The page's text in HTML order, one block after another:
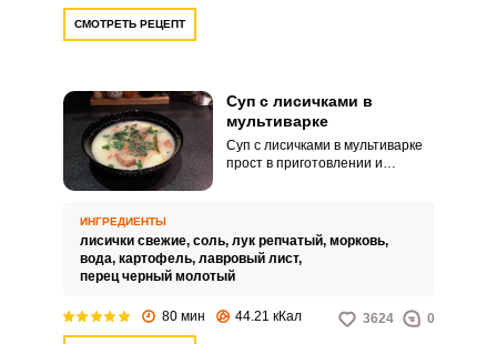
СМОТРЕТЬ РЕЦЕПТ
Суп с лисичками в
мультиварке
Суп с лисичками в мультиварке
прост в приготовлении и
требует добавления других
грибов в этот наваристый и
ароматный постный суп.
мультиварке займёт всего 15
ИНГРЕДИЕНТЫ
лисички свежие, соль, лук репчатый, морковь,
вода, картофель, лавровый лист,
перец черный молотый
80 мин 44.21 кКал 3624 0